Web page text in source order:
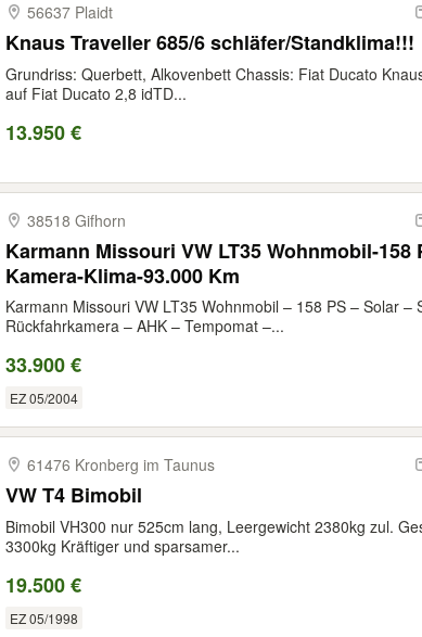
56637 Plaidt
Knaus Traveller 685/6 schläfer/Standklima!!!
Grundriss: Querbett, Alkovenbett Chassis: Fiat Ducato
auf Fiat Ducato 2,8 idTD...
13.950 €
38518 Gifhorn
Karmann Missouri VW LT35 Wohnmobil-158
Kamera-Klima-93.000 Km
Karmann Missouri VW LT35 Wohnmobil – 158 PS – Solar –
Rückfahrkamera – AHK – Tempomat –...
33.900 €
EZ 05/2004
61476 Kronberg im Taunus
VW T4 Bimobil
Bimobil VH300 nur 525cm lang, Leergewicht 2380kg zul.
3300kg Kräftiger und sparsamer...
19.500 €
EZ 05/1998